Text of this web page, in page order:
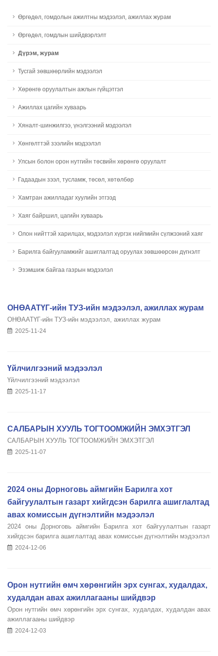
Өргөдөл, гомдолын ажилтны мэдээлэл, ажиллах журам
Өргөдөл, гомдлын шийдвэрлэлт
Дүрэм, журам
Тусгай зөвшөөрлийн мэдээлэл
Хөрөнгө оруулалтын ажлын гүйцэтгэл
Ажиллах цагийн хуваарь
Хяналт-шинжилгээ, үнэлгээний мэдээлэл
Хөнгөлттэй зээлийн мэдээлэл
Улсын болон орон нутгийн төсвийн хөрөнгө оруулалт
Гадаадын зээл, тусламж, төсөл, хөтөлбөр
Хамтран ажилладаг хуулийн этгээд
Хаяг байршил, цагийн хуваарь
Олон нийттэй харилцах, мэдээлэл хүргэх нийгмийн сүлжээний хаяг
Барилга байгууламжийг ашиглалтад оруулах зөвшөөрсөн дүгнэлт
Эзэмшиж байгаа газрын мэдээлэл
ОНӨААТҮГ-ийн ТУЗ-ийн мэдээлэл, ажиллах журам
ОНӨААТҮГ-ийн ТУЗ-ийн мэдээлэл, ажиллах журам
2025-11-24
Үйлчилгээний мэдээлэл
Үйлчилгээний мэдээлэл
2025-11-17
САЛБАРЫН ХУУЛЬ ТОГТООМЖИЙН ЭМХЭТГЭЛ
САЛБАРЫН ХУУЛЬ ТОГТООМЖИЙН ЭМХЭТГЭЛ
2025-11-07
2024 оны Дорноговь аймгийн Барилга хот
байгуулалтын газарт хийгдсэн барилга ашиглалтад
авах комиссын дүгнэлтийн мэдээлэл
2024 оны Дорноговь аймгийн Барилга хот байгуулалтын газарт
хийгдсэн барилга ашиглалтад авах комиссын дүгнэлтийн мэдээлэл
2024-12-06
Орон нутгийн өмч хөрөнгийн эрх сунгах, худалдах,
худалдан авах ажиллагааны шийдвэр
Орон нутгийн өмч хөрөнгийн эрх сунгах, худалдах, худалдан авах
ажиллагааны шийдвэр
2024-12-03